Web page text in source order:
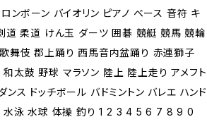
ンボーン バイオリン ピアノ ベース 音符 キ
道 柔道 けん玉 ダーツ 囲碁 競艇 競馬 競輪
舞伎 郡上踊り 西馬音内盆踊り 赤連獅子
太鼓 野球 マラソン 陸上 陸上走り アメフト
ス ドッチボール バドミントン バレエ ハンド
水泳 水球 体操 釣り 1 2 3 4 5 6 7 8 9 0